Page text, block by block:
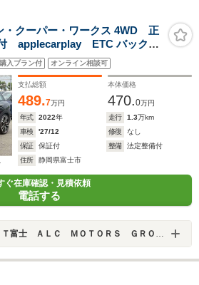
クーパー・ワークス 4WD 正
applecarplay ETC バックカ
イドリングストップ 障害物ソナ
ライト 純正ホイール
購入プラン付 オンライン相談可
支払総額
489.7万円
本体価格
470.0万円
年式
2022年 走行 1.3万km
車検
'27/12 修復
なし
保証
保証付 整備
法定整備付
住所
静岡県富士市
ぐ在庫確認・見積依頼
電話する
富士 ＡＬＣ ＭＯＴＯＲＳ ＧＲＯＵＰ